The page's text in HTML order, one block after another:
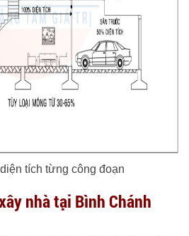
tích từng công đoạn
nhà tại Bình Chánh